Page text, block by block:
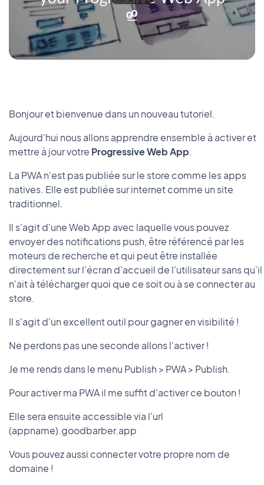
Bonjour et bienvenue dans un nouveau tutoriel.
Aujourd'hui nous allons apprendre ensemble à activer et
mettre à jour votre Progressive Web App.
La PWA n'est pas publiée sur le store comme les apps
natives. Elle est publiée sur internet comme un site
traditionnel.
Il s'agit d'une Web App avec laquelle vous pouvez
envoyer des notifications push, être référencé par les
moteurs de recherche et qui peut être installée
directement sur l'écran d'accueil de l'utilisateur sans qu'il
n'ait à télécharger quoi que ce soit ou à se connecter au
store.
Il s'agit d'un excellent outil pour gagner en visibilité !
Ne perdons pas une seconde allons l'activer !
Je me rends dans le menu Publish > PWA > Publish.
Pour activer ma PWA il me suffit d'activer ce bouton !
Elle sera ensuite accessible via l'url
(appname).goodbarber.app
Vous pouvez aussi connecter votre propre nom de
domaine !